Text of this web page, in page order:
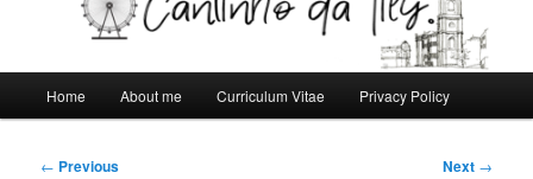
Home About me Curriculum Vitae Privacy Policy
Post
← Previous Next →